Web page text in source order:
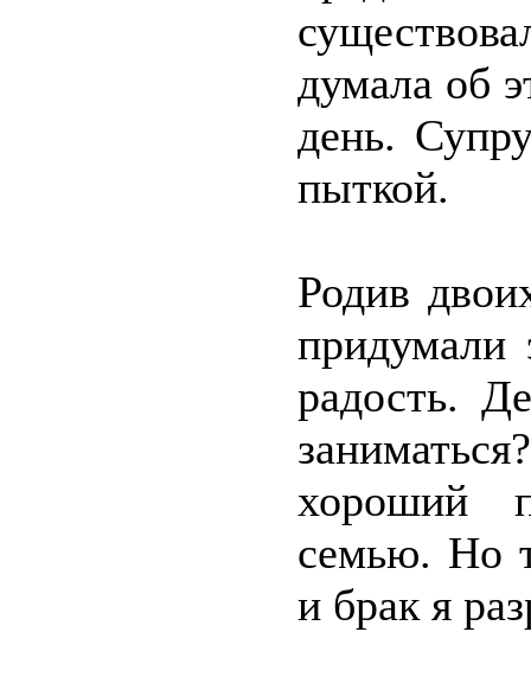
думала об
день.
пыткой.
Родив
придумали
радость.
хороший
семью. Но
и брак я